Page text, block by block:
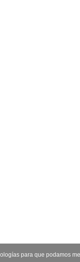
para que podamos